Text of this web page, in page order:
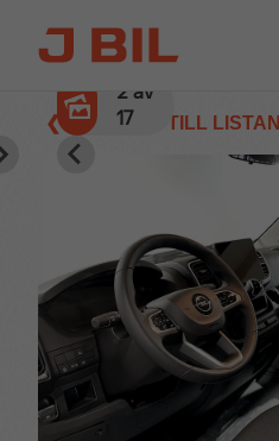
❮ TILLBAKA TILL LISTAN
2av
17